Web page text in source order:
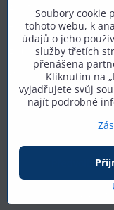
ApoPlast.cz
Telefon:+420 606 909
E-mail:
Další kontakty:zde
Předvolby
Soubory cookie
tohoto webu, k
údajů o jeho
služby třetích
přenášena
Kliknutím na
vyjadřujete svůj
najít podrobné